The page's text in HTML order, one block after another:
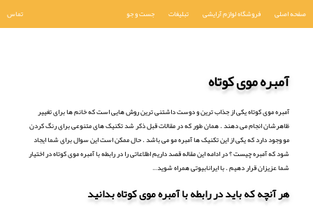
صفحه اصلی فروشگاه لوازم آرایشی تبلیغات جست و جو تماس
آمبره موی کوتاه
آمبره موی کوتاه یکی از جذاب ترین و دوست داشتنی ترین روش هایی است که خانم ها برای تغییر
ظاهرشان انجام می دهند . همان طور که در مقالات قبل ذکر شد تکنیک های متنوعی برای رنگ کردن
مو وجود دارد که یکی از این تکنیک ها آمبره مو می باشد . حال ممکن است این سوال برای شما ایجاد
شود که آمبره چیست ؟ در ادامه این مقاله قصد داریم اطلاعاتی را در رابطه با آمبره موی کوتاه در اختیار
شما عزیزان قرار دهیم . با ایرانابیوتی همراه شوید…
هر آنچه که باید در رابطه با آمبره موی کوتاه بدانید